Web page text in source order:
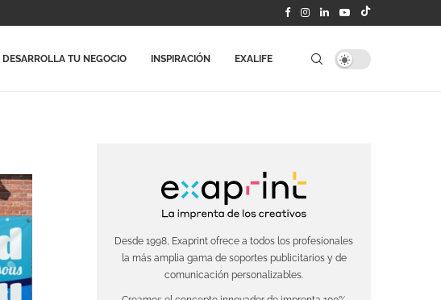
DESARROLLA TU NEGOCIO INSPIRACIÓN EXALIFE
Desde 1998, Exaprint ofrece a todos los profesionales
la más amplia gama de soportes publicitarios y de
comunicación personalizables.